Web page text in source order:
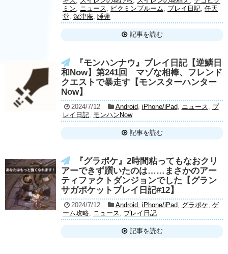
ミン, ニュース, ピクミンブルーム, プレイ日記, 任天
堂, 深津庵, 睡蓮
記事を読む
『モンハンナウ』プレイ日記【逆鱗日
和Now】第241回 マゾな相棒、フレンド
クエストで暴走す【モンスターハンター
Now】
2024/7/12 Android, iPhone/iPad, ニュース, プ
レイ日記, モンハンNow
記事を読む
『グラポケ』2時間粘ってもなおクリ
アーできず躓いたのは……まさかのアー
ティファクトダンジョンでした【グラン
サガポケットプレイ日記#12】
2024/7/12 Android, iPhone/iPad, グラポケ, ゲ
ーム攻略, ニュース, プレイ日記
記事を読む